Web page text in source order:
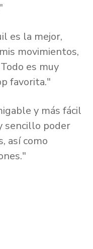
es la mejor,
movimientos,
es muy
favorita."
y más fácil
sencillo poder
así como